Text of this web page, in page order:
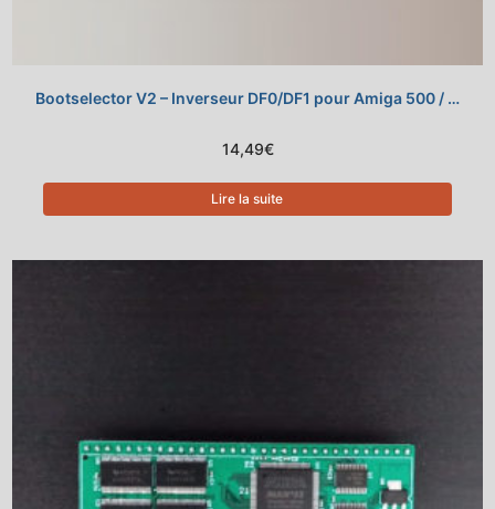
Bootselector V2 – Inverseur DF0/DF1 pour Amiga 500 / …
14,49€
Lire la suite